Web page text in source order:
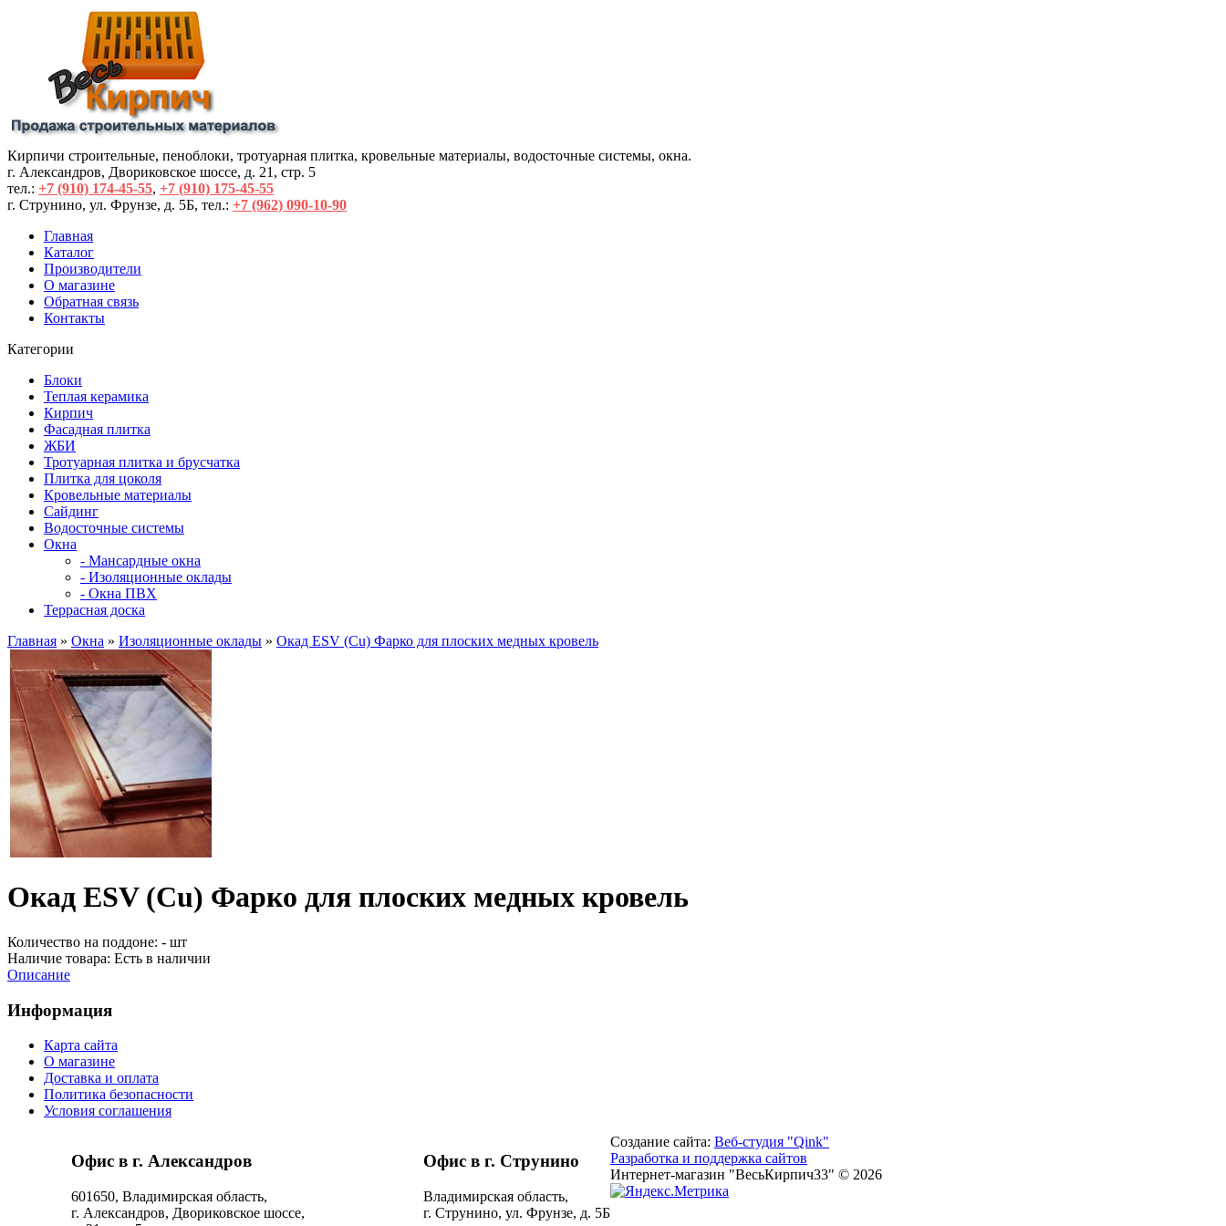
Кирпичи строительные, пеноблоки, тротуарная плитка, кровельные материалы, водосточные системы, окна.
г. Александров, Двориковское шоссе, д. 21, стр. 5
тел.: +7 (910) 174-45-55, +7 (910) 175-45-55
г. Струнино, ул. Фрунзе, д. 5Б, тел.: +7 (962) 090-10-90
Главная
Каталог
Производители
О магазине
Обратная связь
Контакты
Категории
Блоки
Теплая керамика
Кирпич
Фасадная плитка
ЖБИ
Тротуарная плитка и брусчатка
Плитка для цоколя
Кровельные материалы
Сайдинг
Водосточные системы
Окна
- Мансардные окна
- Изоляционные оклады
- Окна ПВХ
Террасная доска
Главная » Окна » Изоляционные оклады » Окад ESV (Cu) Фарко для плоских медных кровель
Окад ESV (Cu) Фарко для плоских медных кровель
Количество на поддоне: - шт
Наличие товара: Есть в наличии
Описание
Информация
Карта сайта
О магазине
Доставка и оплата
Политика безопасности
Условия соглашения
Офис в г. Александров
601650, Владимирская область,
г. Александров, Двориковское шоссе,
Офис в г. Струнино
Владимирская область,
г. Струнино, ул. Фрунзе, д. 5Б
Создание сайта: Веб-студия "Qink"
Разработка и поддержка сайтов
Интернет-магазин "ВесьКирпич33" © 2026